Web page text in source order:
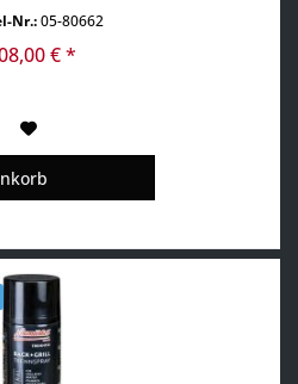
Baguettes... Direkt
Aufheizzeit: In nur etwa 2...
Nr.:05-80662
€ *